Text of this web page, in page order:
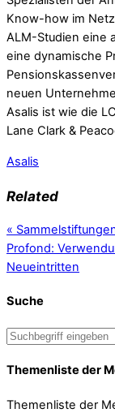
Know-how im
ALM-Studien eine
eine dynamische
neuen
Asalis ist wie die
Lane Clark &
Asalis
Related
«
Profond:
Neueintritten
Suche
Themenliste der
Themenliste der